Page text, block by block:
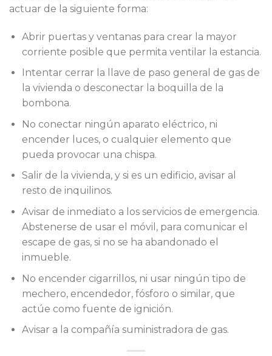
actuar de la siguiente forma:
Abrir puertas y ventanas para crear la mayor
corriente posible que permita ventilar la estancia.
Intentar cerrar la llave de paso general de gas de
la vivienda o desconectar la boquilla de la
bombona.
No conectar ningún aparato eléctrico, ni
encender luces, o cualquier elemento que
pueda provocar una chispa.
Salir de la vivienda, y si es un edificio, avisar al
resto de inquilinos.
Avisar de inmediato a los servicios de emergencia.
Abstenerse de usar el móvil, para comunicar el
escape de gas, si no se ha abandonado el
inmueble.
No encender cigarrillos, ni usar ningún tipo de
mechero, encendedor, fósforo o similar, que
actúe como fuente de ignición.
Avisar a la compañía suministradora de gas.